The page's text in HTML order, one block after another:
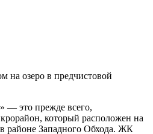
на озеро в предчистовой
— это прежде всего,
который расположен на
в районе Западного Обхода. ЖК